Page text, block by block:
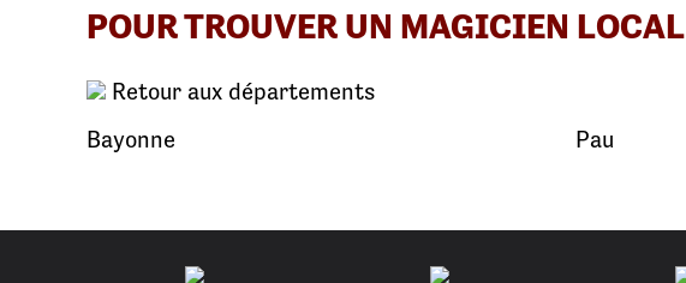
POUR TROUVER UN MAGICIEN LOCAL
Retour aux départements
Bayonne
Pau